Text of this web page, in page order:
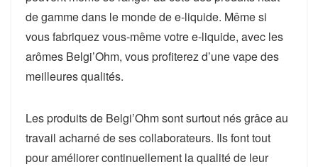
de gamme dans le monde de e-liquide. Même si
vous fabriquez vous-même votre e-liquide, avec les
arômes Belgi’Ohm, vous profiterez d’une vape des
meilleures qualités.
Les produits de Belgi’Ohm sont surtout nés grâce au
travail acharné de ses collaborateurs. Ils font tout
pour améliorer continuellement la qualité de leur